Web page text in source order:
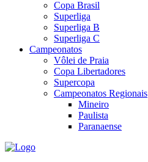
Copa Brasil
Superliga
Superliga B
Superliga C
Campeonatos
Vôlei de Praia
Copa Libertadores
Supercopa
Campeonatos Regionais
Mineiro
Paulista
Paranaense